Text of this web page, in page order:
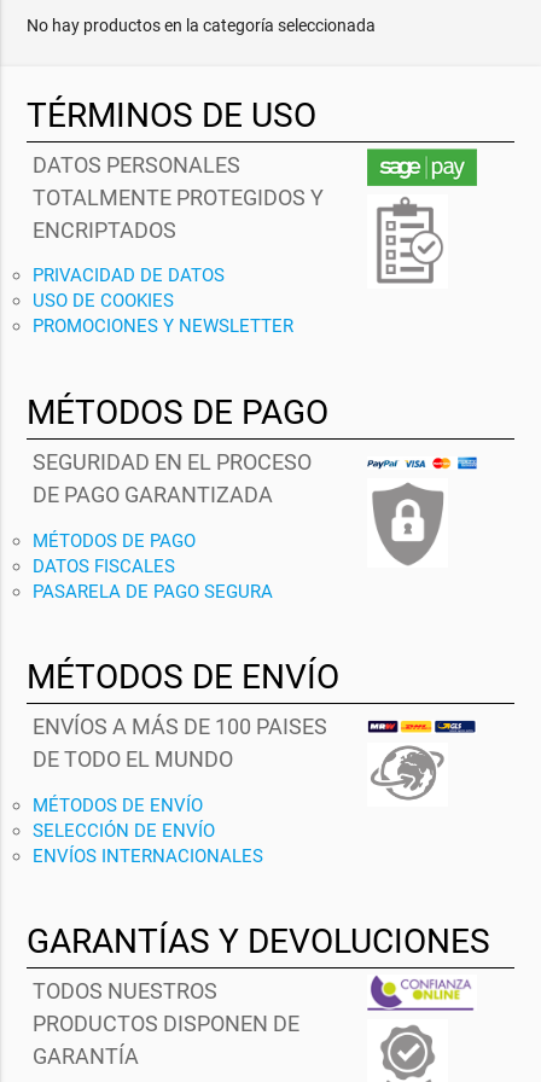
No hay productos en la categoría seleccionada
TÉRMINOS DE USO
DATOS PERSONALES
TOTALMENTE PROTEGIDOS Y
ENCRIPTADOS
PRIVACIDAD DE DATOS
USO DE COOKIES
PROMOCIONES Y NEWSLETTER
MÉTODOS DE PAGO
SEGURIDAD EN EL PROCESO
DE PAGO GARANTIZADA
MÉTODOS DE PAGO
DATOS FISCALES
PASARELA DE PAGO SEGURA
MÉTODOS DE ENVÍO
ENVÍOS A MÁS DE 100 PAISES
DE TODO EL MUNDO
MÉTODOS DE ENVÍO
SELECCIÓN DE ENVÍO
ENVÍOS INTERNACIONALES
GARANTÍAS Y DEVOLUCIONES
TODOS NUESTROS
PRODUCTOS DISPONEN DE
GARANTÍA